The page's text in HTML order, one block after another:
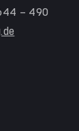
und Schulen
– 490